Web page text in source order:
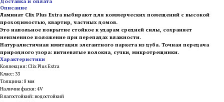
Описание
Ламинат Clix Plus Extra выбирают для коммерческих помещений с высокой
проходимостью, квартир, частных домов.
Это напольное покрытие стойкое к ударам средней силы, сохраняет
неизменное положение при перепадах влажности.
Натуралистичная имитация элегантного паркета из дуба. Точная передача
природного узора: витиеватые волокна, сучки, микротрещинки.
Характеристики
Коллекция: Clix Plus Extra
Класс: 33
Толщина: 8 мм
Наличие фаски: 4V
Влагостойкий: водостойкий